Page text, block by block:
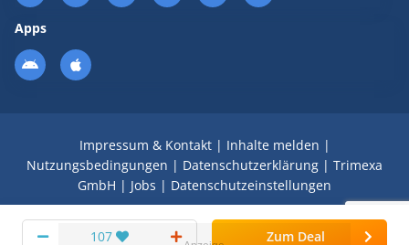
107 Zum Deal
Apps
Impressum & Kontakt| Inhalte melden |
Nutzungsbedingungen | Datenschutzerklärung | Trimexa
GmbH | Jobs | Datenschutzeinstellungen
© 2008 - 2026 Schnäppchen Blog mit Doktortitel -
DealDoktor.de